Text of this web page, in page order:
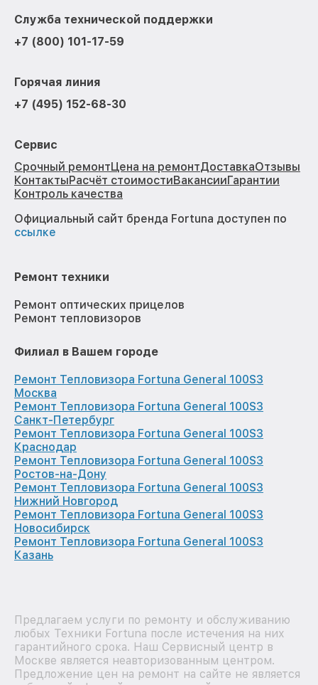
Служба технической поддержки
+7 (800) 101-17-59
Горячая линия
+7 (495) 152-68-30
Сервис
Срочный ремонтЦена на ремонтДоставкаОтзывы
КонтактыРасчёт стоимостиВакансииГарантии
Контроль качества
Официальный сайт бренда Fortuna доступен по
ссылке
Ремонт техники
Ремонт оптических прицелов
Ремонт тепловизоров
Филиал в Вашем городе
Ремонт Тепловизора Fortuna General 100S3
Москва
Ремонт Тепловизора Fortuna General 100S3
Санкт-Петербург
Ремонт Тепловизора Fortuna General 100S3
Краснодар
Ремонт Тепловизора Fortuna General 100S3
Ростов-на-Дону
Ремонт Тепловизора Fortuna General 100S3
Нижний Новгород
Ремонт Тепловизора Fortuna General 100S3
Новосибирск
Ремонт Тепловизора Fortuna General 100S3
Казань
Предлагаем услуги по ремонту и обслуживанию
любых Техники Fortuna после истечения на них
гарантийного срока. Наш Сервисный центр в
Москве является неавторизованным центром.
Предложение цен на ремонт на сайте не является